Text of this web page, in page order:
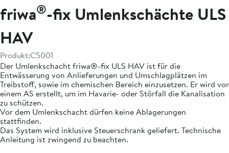
friwa®-fix Umlenkschächte ULS
HAV
Produkt:C5001
Der Umlenkschacht friwa®-fix ULS HAV ist für die
Entwässerung von Anlieferungen und Umschlagplätzen im
Treibstoff, sowie im chemischen Bereich einzusetzen. Er wird vor
einem AS erstellt, um im Havarie- oder Störfall die Kanalisation
zu schützen.
Vor dem Umlenkschacht dürfen keine Ablagerungen
stattfinden.
Das System wird inklusive Steuerschrank geliefert. Technische
Anleitung ist zwingend zu beachten.